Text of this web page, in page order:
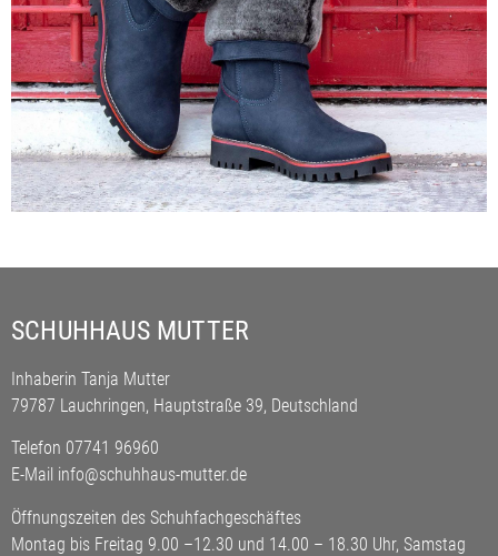
SCHUHHAUS MUTTER
Inhaberin Tanja Mutter
79787 Lauchringen, Hauptstraße 39, Deutschland
Telefon 07741 96960
E-Mail info@schuhhaus-mutter.de
Öffnungszeiten des Schuhfachgeschäftes
Montag bis Freitag 9.00 –12.30 und 14.00 – 18.30 Uhr, Samstag